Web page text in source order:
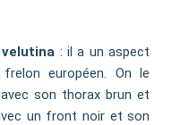
: il a un aspect
européen. On le
son thorax brun et
un front noir et son